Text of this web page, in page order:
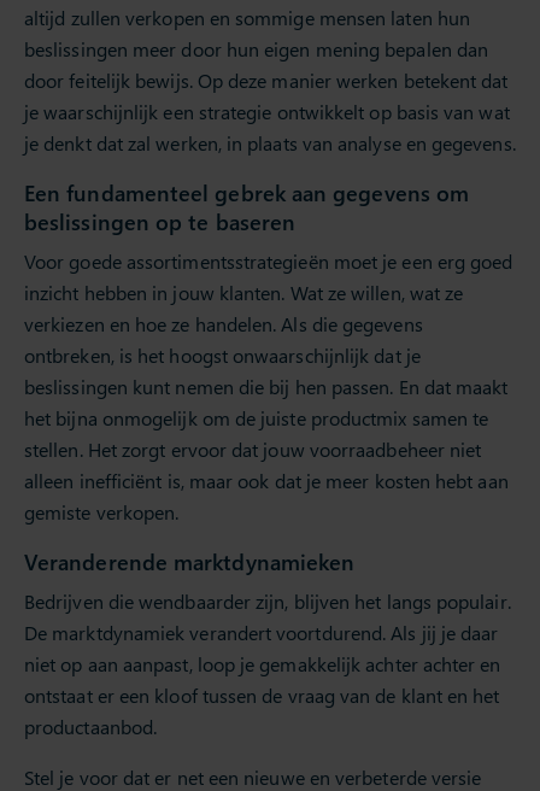
altijd zullen verkopen en sommige mensen laten hun
beslissingen meer door hun eigen mening bepalen dan
door feitelijk bewijs. Op deze manier werken betekent dat
je waarschijnlijk een strategie ontwikkelt op basis van wat
je denkt dat zal werken, in plaats van analyse en gegevens.
Een fundamenteel gebrek aan gegevens om
beslissingen op te baseren
Voor goede assortimentsstrategieën moet je een erg goed
inzicht hebben in jouw klanten. Wat ze willen, wat ze
verkiezen en hoe ze handelen. Als die gegevens
ontbreken, is het hoogst onwaarschijnlijk dat je
beslissingen kunt nemen die bij hen passen. En dat maakt
het bijna onmogelijk om de juiste productmix samen te
stellen. Het zorgt ervoor dat jouw voorraadbeheer niet
alleen inefficiënt is, maar ook dat je meer kosten hebt aan
gemiste verkopen.
Veranderende marktdynamieken
Bedrijven die wendbaarder zijn, blijven het langs populair.
De marktdynamiek verandert voortdurend. Als jij je daar
niet op aan aanpast, loop je gemakkelijk achter achter en
ontstaat er een kloof tussen de vraag van de klant en het
productaanbod.
Stel je voor dat er net een nieuwe en verbeterde versie